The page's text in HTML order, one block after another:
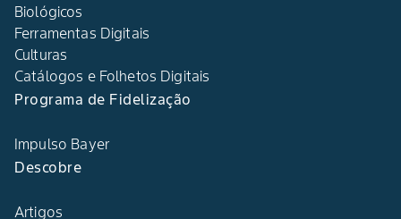
Biológicos
Ferramentas Digitais
Culturas
Catálogos e Folhetos Digitais
Programa de Fidelização
Impulso Bayer
Descobre
Artigos